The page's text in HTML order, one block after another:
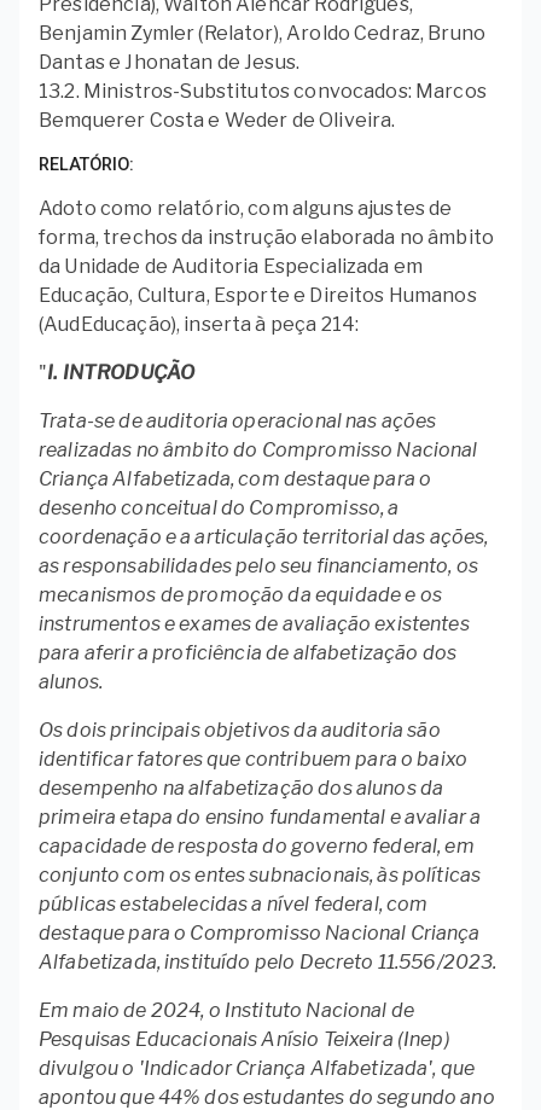
Benjamin Zymler (Relator), Aroldo Cedraz, Bruno
Dantas e Jhonatan de Jesus.
13.2. Ministros-Substitutos convocados: Marcos
Bemquerer Costa e Weder de Oliveira.
RELATÓRIO
Adoto como relatório, com alguns ajustes de
forma, trechos da instrução elaborada no âmbito
da Unidade de Auditoria Especializada em
Educação, Cultura, Esporte e Direitos Humanos
(AudEducação), inserta à peça 214:
"I. INTRODUÇÃO
Trata-se de auditoria operacional nas ações
realizadas no âmbito do Compromisso Nacional
Criança Alfabetizada, com destaque para o
desenho conceitual do Compromisso, a
coordenação e a articulação territorial das ações,
as responsabilidades pelo seu financiamento, os
mecanismos de promoção da equidade e os
instrumentos e exames de avaliação existentes
para aferir a proficiência de alfabetização dos
alunos.
Os dois principais objetivos da auditoria são
identificar fatores que contribuem para o baixo
desempenho na alfabetização dos alunos da
primeira etapa do ensino fundamental e avaliar a
capacidade de resposta do governo federal, em
conjunto com os entes subnacionais, às políticas
públicas estabelecidas a nível federal, com
destaque para o Compromisso Nacional Criança
Alfabetizada, instituído pelo Decreto 11.556/2023.
Em maio de 2024, o Instituto Nacional de
Pesquisas Educacionais Anísio Teixeira (Inep)
divulgou o 'Indicador Criança Alfabetizada', que
apontou que 44% dos estudantes do segundo ano